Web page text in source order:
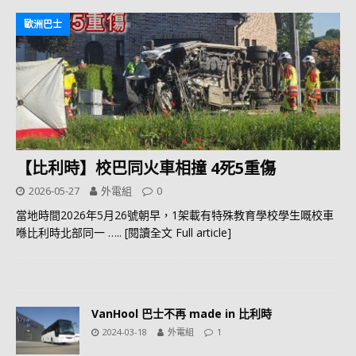
歐洲巴士
【比利時】校巴同火車相撞 4死5重傷
2026-05-27 外電組 0
當地時間2026年5月26號朝早，1架載有特殊教育學校學生嘅校車
喺比利時北部同一 ….. [閱讀全文 Full article]
VanHool 巴士不再 made in 比利時
2024-03-18 外電組 1